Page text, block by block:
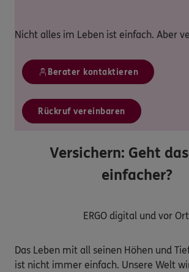
Nicht alles im Leben ist einfach. Aber
Berater kontaktieren
Rückruf vereinbaren
Versichern: Geht
einfacher?
ERGO digital und vor
Das Leben mit all seinen Höhen und
ist nicht immer einfach. Unsere Welt